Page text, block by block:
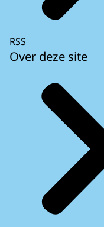
RSS
Over deze site